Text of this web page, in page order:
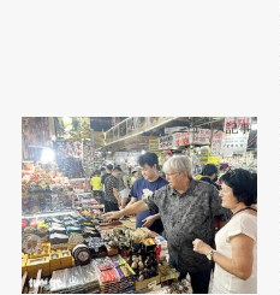
ニュース記事